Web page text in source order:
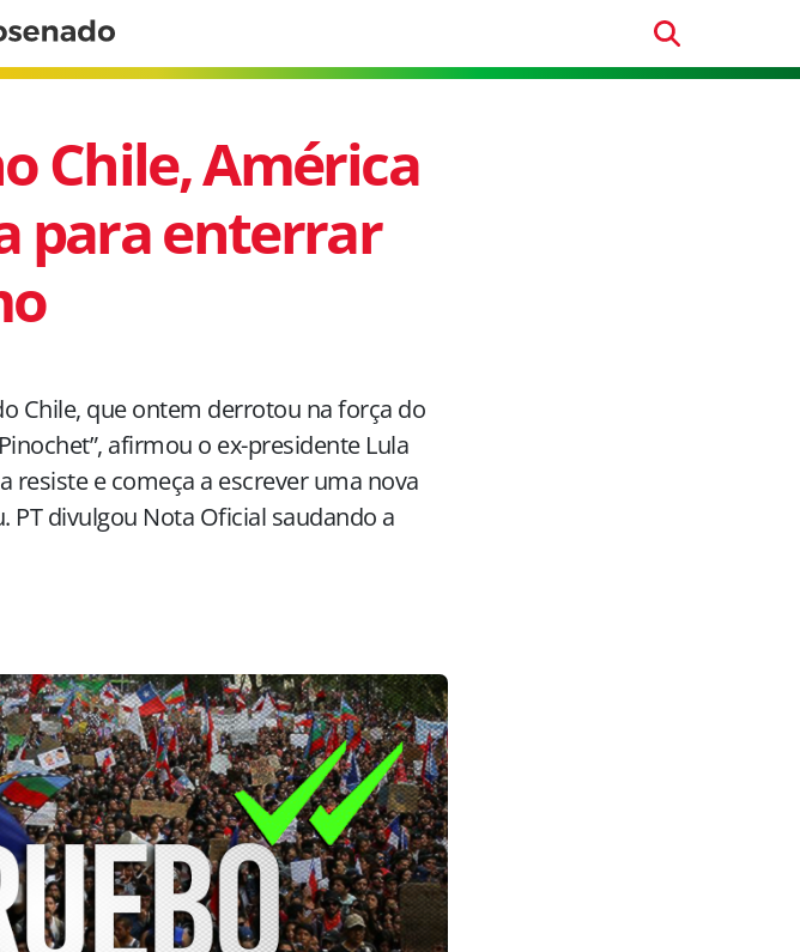
Chile, América
para enterrar
Chile, que ontem derrotou na força do
afirmou o ex-presidente Lula
resiste e começa a escrever uma nova
PT divulgou Nota Oficial saudando a